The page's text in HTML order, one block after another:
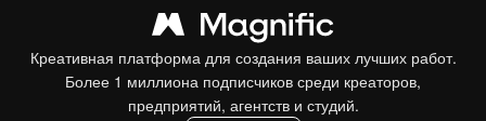
Креативная платформа для создания ваших лучших работ.
Более 1 миллиона подписчиков среди креаторов,
предприятий, агентств и студий.